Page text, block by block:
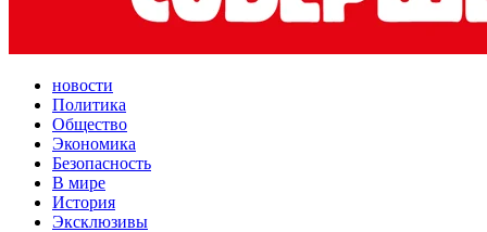
новости
Политика
Общество
Экономика
Безопасность
В мире
История
Эксклюзивы